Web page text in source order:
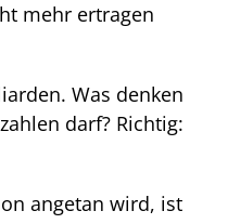
mehr ertragen
Was denken
darf? Richtig:
angetan wird, ist